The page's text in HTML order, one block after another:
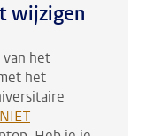
wijzigen
het
het
NIET